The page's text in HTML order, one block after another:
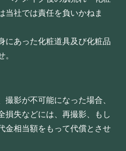
当社では責任を負いかねま
にあった化粧道具及び化粧品
。
撮影が不可能になった場合、
損失などには、再撮影、もし
金相当額をもって代償とさせ